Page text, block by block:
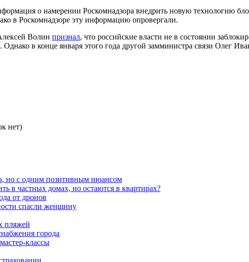
о намерении Роскомнадзора внедрить новую технологию
в Роскомнадзоре эту информацию опровергали.
Волин признал, что российские власти не в состоянии
в конце января этого года другой замминистра связи Олег
нет)
но с одним позитивным нюансом
частных домах, но остаются в квартирах?
от дронов
спасли женщину
пляжей
города
классы